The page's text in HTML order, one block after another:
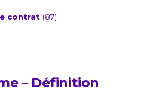
contrat (87)
– Définition